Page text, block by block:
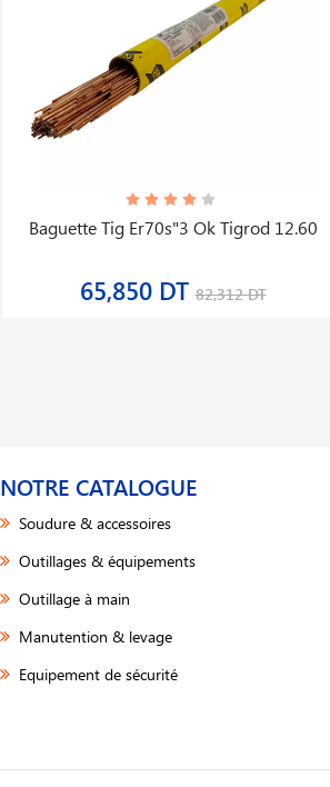
Baguette Tig Er70s"3 Ok Tigrod 12.60
65,850 DT82,312 DT
NOTRE CATALOGUE
Soudure & accessoires
Outillages & équipements
Outillage à main
Manutention & levage
Equipement de sécurité